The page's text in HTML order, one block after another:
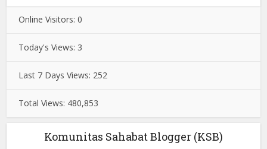
Online Visitors:0
Today's Views: 3
Last 7 Days Views: 252
Total Views: 480,853
Komunitas Sahabat Blogger (KSB)